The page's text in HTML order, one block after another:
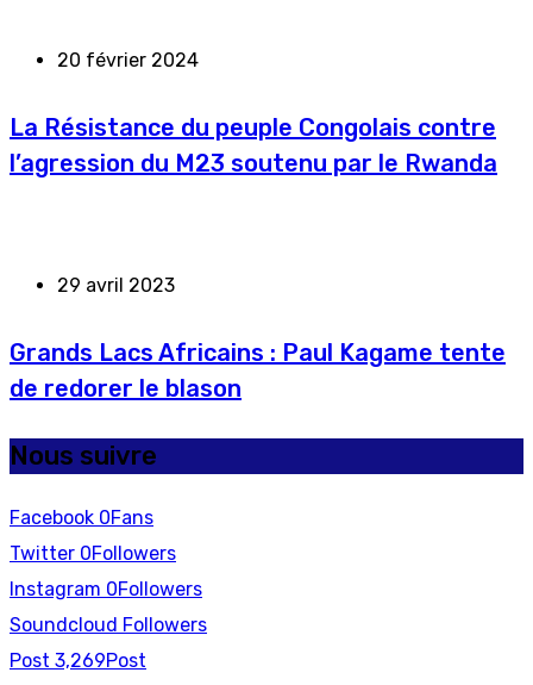
20 février 2024
La Résistance du peuple Congolais contre
l’agression du M23 soutenu par le Rwanda
29 avril 2023
Grands Lacs Africains : Paul Kagame tente
de redorer le blason
Nous suivre
Facebook 0Fans
Twitter 0Followers
Instagram 0Followers
Soundcloud Followers
Post 3,269Post